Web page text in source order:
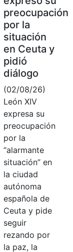
preocupación
por la
situación
en Ceuta y
pidió
diálogo
(02/08/26)
León XIV
expresa su
preocupación
por la
“alarmante
situación” en
la ciudad
autónoma
española de
Ceuta y pide
seguir
rezando por
la paz, la